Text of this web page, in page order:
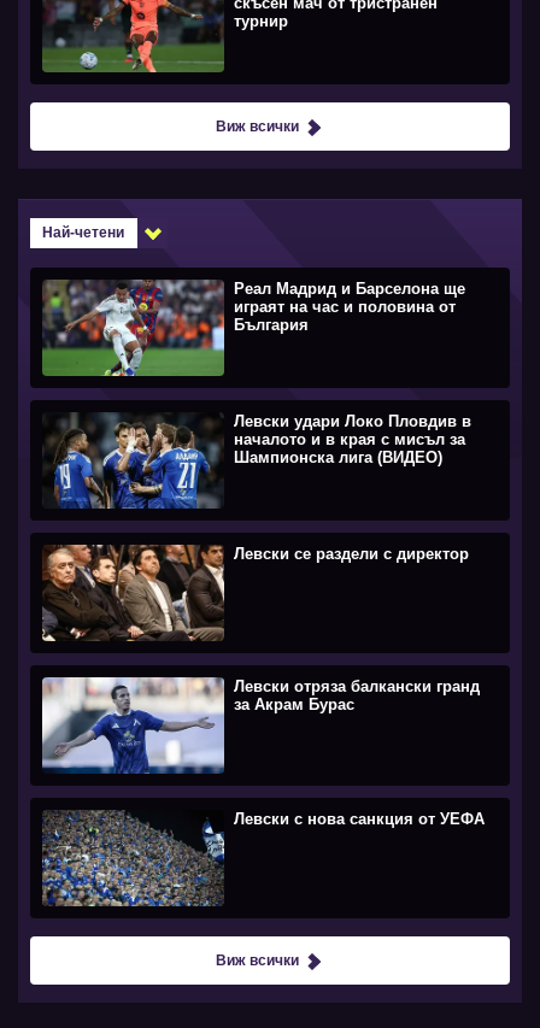
турнир
Виж всички
Най-четени
Реал Мадрид и Барселона ще
играят на час и половина от
България
Левски удари Локо Пловдив в
началото и в края с мисъл за
Шампионска лига (ВИДЕО)
Левски се раздели с директор
Левски отряза балкански гранд
за Акрам Бурас
Левски с нова санкция от УЕФА
Виж всички